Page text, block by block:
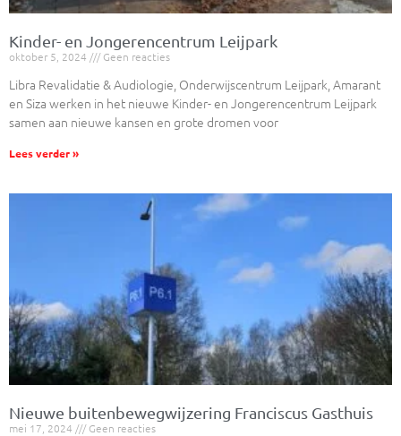
Kinder- en Jongerencentrum Leijpark
oktober 5, 2024 Geen reacties
Libra Revalidatie & Audiologie, Onderwijscentrum Leijpark, Amarant
en Siza werken in het nieuwe Kinder- en Jongerencentrum Leijpark
samen aan nieuwe kansen en grote dromen voor
Lees verder »
Nieuwe buitenbewegwijzering Franciscus Gasthuis
mei 17, 2024 Geen reacties